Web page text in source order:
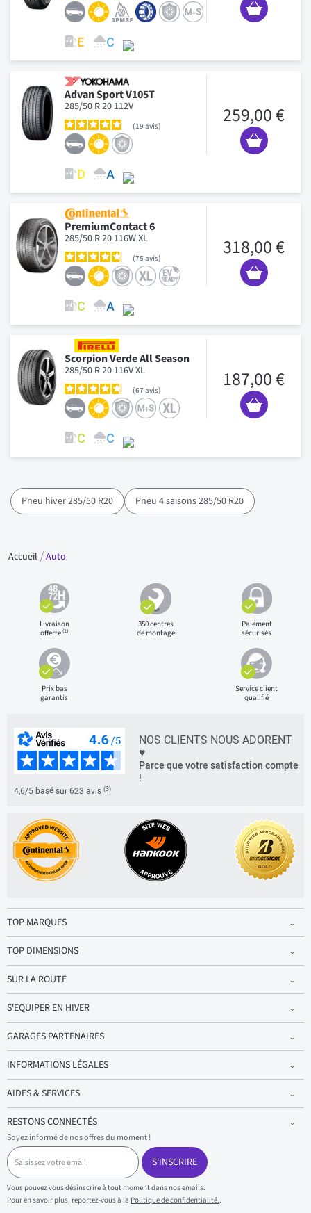
Advan Sport V105T
285/50 R 20 112V
19 avis 259,00 €
PremiumContact 6
285/50 R 20 116W XL
75 avis 318,00 €
Scorpion Verde All Season
285/50 R 20 116V XL
67 avis 187,00 €
Pneu hiver 285/50 R20 Pneu 4 saisons 285/50 R20
Accueil Auto
Livraison
offerte(1)
350 centres
de montage
Paiement
sécurisés
Prix bas
garantis
Service client
qualifié
NOS CLIENTS NOUS ADORENT
♥
Parce que votre satisfaction compte
!
4,6/5 basé sur 623 avis (3)
TOP MARQUES
TOP DIMENSIONS
SUR LA ROUTE
S'EQUIPER EN HIVER
GARAGES PARTENAIRES
INFORMATIONS LÉGALES
AIDES & SERVICES
RESTONS CONNECTÉS
Soyez informé de nos offres du moment !
S
a
i
s
i
s
S'INSCRIRE
Vous pouvez vous désinscrire à tout moment dans nos emails.
Pour en savoir plus, reportez-vous à la Politique de confidentialité..